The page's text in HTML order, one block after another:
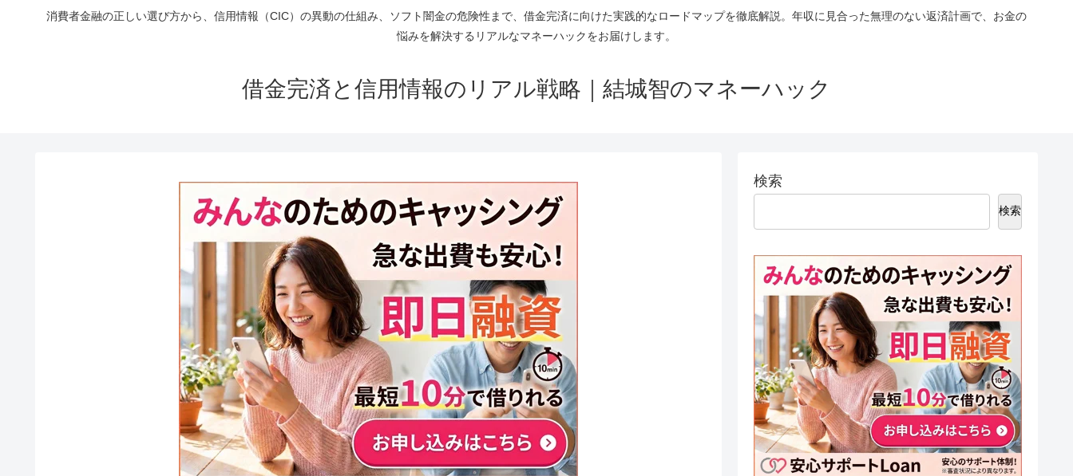
消費者金融の正しい選び方から、信用情報（CIC）の異動の仕組み、ソフト闇金の危険性まで、借金完済に向けた実践的なロードマップを徹底解説。年収に見合った無理のない返済計画で、お金の
悩みを解決するリアルなマネーハックをお届けします。
借金完済と信用情報のリアル戦略｜結城智のマネーハック
検索
検索